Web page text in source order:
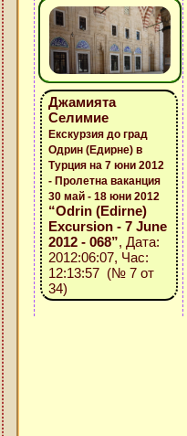
Джамията
Селимие
Екскурзия до град
Одрин (Едирне) в
Турция на 7 юни 2012
- Пролетна ваканция
30 май - 18 юни 2012
“Odrin (Edirne)
Excursion - 7 June
2012 - 068”, Дата:
2012:06:07, Час:
12:13:57 (№ 7 от
34)